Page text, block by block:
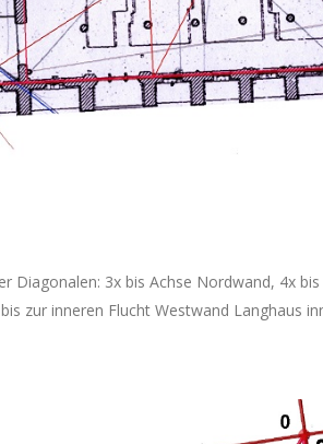
Diagonalen: 3x bis Achse Nordwand, 4x
zur inneren Flucht Westwand Langhaus